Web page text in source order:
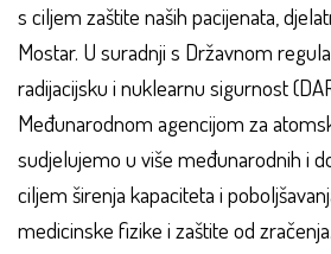
s ciljem zaštite naših pacijenata,
Mostar. U suradnji s Državnom
radijacijsku i nuklearnu sigurnost
Međunarodnom agencijom za
sudjelujemo u više međunarodnih i
ciljem širenja kapaciteta i
medicinske fizike i zaštite od zračenja.